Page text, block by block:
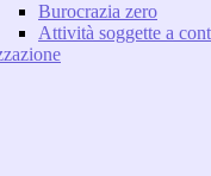
Burocrazia zero
Attività soggette a